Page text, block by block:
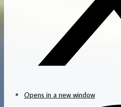
Opens in a new window